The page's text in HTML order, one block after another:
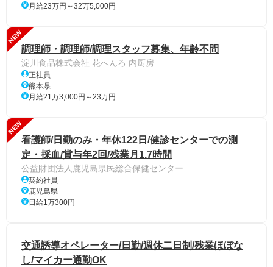
月給23万円～32万5,000円
NEW
調理師・調理師/調理スタッフ募集、年齢不問
淀川食品株式会社 花へんろ 内厨房
正社員
熊本県
月給21万3,000円～23万円
NEW
看護師/日勤のみ・年休122日/健診センターでの測
定・採血/賞与年2回/残業月1.7時間
公益財団法人鹿児島県民総合保健センター
契約社員
鹿児島県
日給1万300円
交通誘導オペレーター/日勤/週休二日制/残業ほぼな
し/マイカー通勤OK